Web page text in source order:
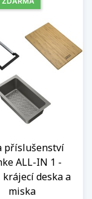
příslušenství
ALL-IN 1 -
krájecí deska a
miska